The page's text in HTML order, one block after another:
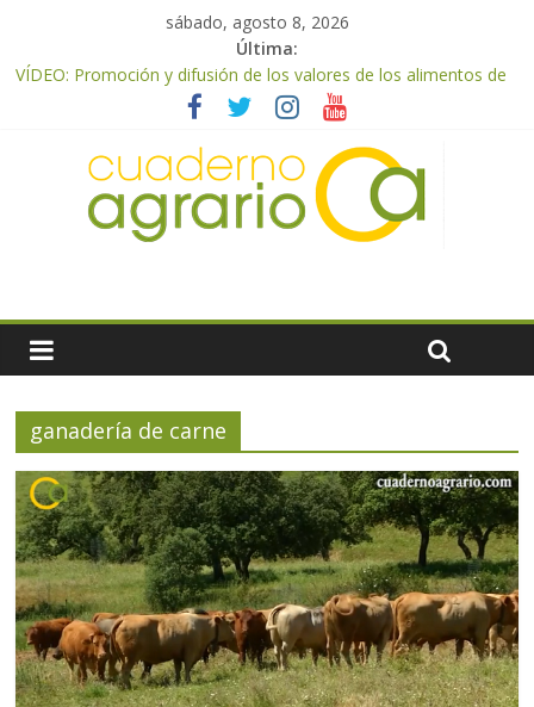
sábado, agosto 8, 2026
Última:
VÍDEO: Promoción y difusión de los valores de los alimentos de
origen cooperativo en escuelas de hostelería
UPA Granada advierte de una vendimia marcada por el
desplome de la demanda, que obligará a muchos viticultores a
dejar la uva en el campo
El Ministerio de Agricultura, Pesca y Alimentación impulsa un
nuevo protocolo de certificación del ibérico para reforzar la
meteorológicas y la incertidumbre en los precios
El Ministerio de Agricultura, Pesca y Alimentación autoriza el
remanentes disponibles
ganadería de carne